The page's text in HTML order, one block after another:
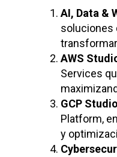
AI, Data &
soluciones
AWS
Services
GCP
Platform,
y